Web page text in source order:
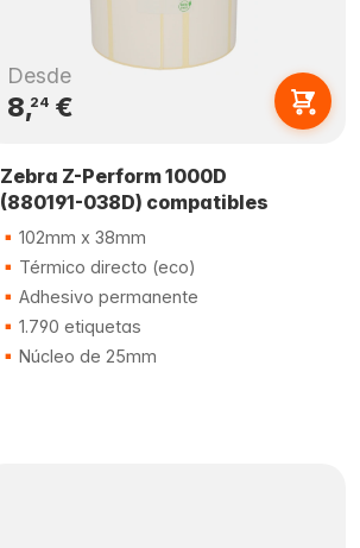
Desde
8,24€
Zebra Z-Perform 1000D
(880191-038D) compatibles
102mm x 38mm
Térmico directo (eco)
Adhesivo permanente
1.790 etiquetas
Núcleo de 25mm